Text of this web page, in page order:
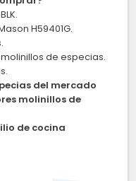
H59401G.
de especias.
del mercado
molinillos de
de cocina